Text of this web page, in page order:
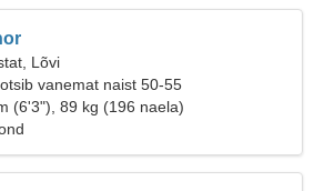
Lõvi
vanemat naist 50-55
(6'3"), 89 kg (196 naela)